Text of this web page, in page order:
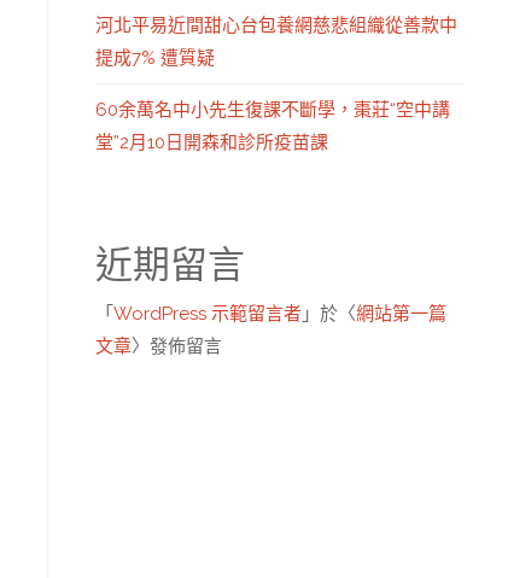
河北平易近間甜心台包養網慈悲組織從善款中
提成7% 遭質疑
60余萬名中小先生復課不斷學，棗莊“空中講
堂”2月10日開森和診所疫苗課
近期留言
「 WordPress 示範留言者 」於〈網站第一篇
文章〉發佈留言